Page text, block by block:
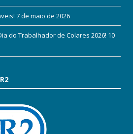
7 de maio de 2026
do Trabalhador de Colares 2026! 10